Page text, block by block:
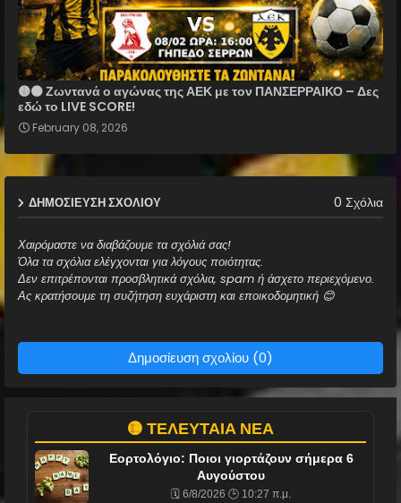
🟡⚫ Ζωντανά ο αγώνας της ΑΕΚ με τον ΠΑΝΣΕΡΡΑΙΚΟ – Δες
εδώ το LIVE SCORE!
February 08, 2026
ΔΗΜΟΣΊΕΥΣΗ ΣΧΟΛΊΟΥ 0 Σχόλια
Χαιρόμαστε να διαβάζουμε τα σχόλιά σας!
Όλα τα σχόλια ελέγχονται για λόγους ποιότητας.
Δεν επιτρέπονται προσβλητικά σχόλια, spam ή άσχετο περιεχόμενο.
Ας κρατήσουμε τη συζήτηση ευχάριστη και εποικοδομητική 😊
Δημοσίευση σχολίου (0)
🟡 ΤΕΛΕΥΤΑΙΑ ΝΕΑ
Εορτολόγιο: Ποιοι γιορτάζουν σήμερα 6
Αυγούστου
🗓️ 6/8/2026 🕒 10:27 π.μ.